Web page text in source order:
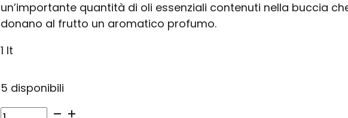
un’importante quantità di oli essenziali contenuti nella buccia
donano al frutto un aromatico profumo.
1 lt
5 disponibili
LIMONCELLO